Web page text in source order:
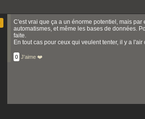
C'est vrai que ça a un énorme potentiel, mais
automatismes, et même les bases de données.
faite.
En tout cas pour ceux qui veulent tenter, il y a l'air
0 J'aime ❤️